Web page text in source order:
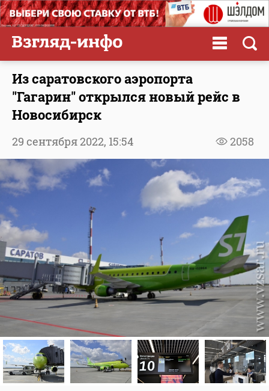
Из саратовского аэропорта
"Гагарин" открылся новый рейс в
Новосибирск
2058
29 сентября 2022, 15:54